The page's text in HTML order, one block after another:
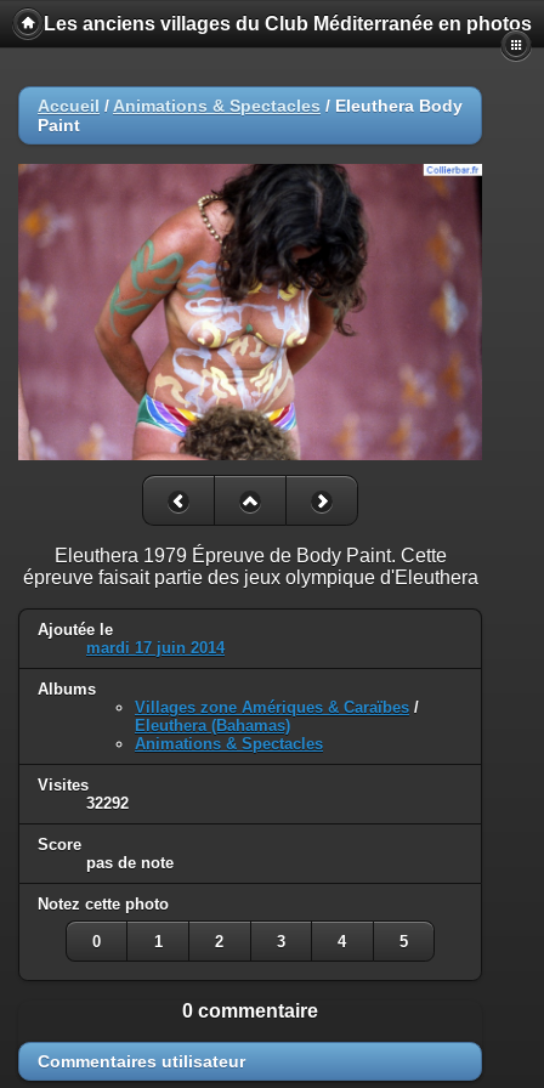
Les anciens villages du Club Méditerranée en photos
Accueil / Animations & Spectacles / Eleuthera Body
Paint
Eleuthera 1979 Épreuve de Body Paint. Cette
épreuve faisait partie des jeux olympique d'Eleuthera
Ajoutée le
mardi 17 juin 2014
Albums
Villages zone Amériques & Caraïbes /
Eleuthera (Bahamas)
Animations & Spectacles
Visites
32292
Score
pas de note
Notez cette photo
0 1 2 3 4 5
0 commentaire
Commentaires utilisateur